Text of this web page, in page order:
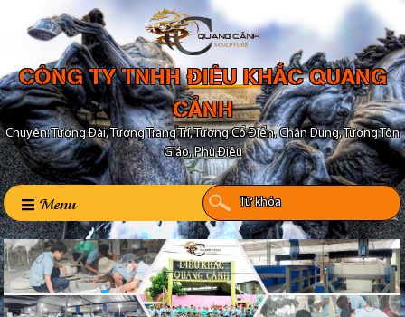
CÔNG TY TNHH ĐIÊU KHẮC QUANG
CẢNH
Chuyên: Tượng Đài, Tượng Trang Trí, Tượng Cổ Điển, Chân Dung, Tượng Tôn
Giáo, Phù Điêu
Menu